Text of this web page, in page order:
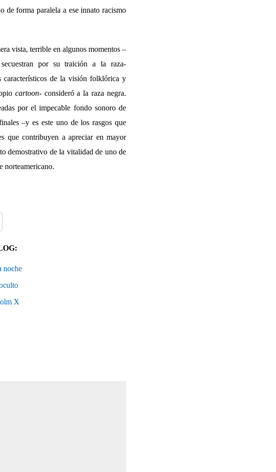
de forma paralela a ese innato racismo
vista, terrible en algunos momentos –
por su traición a la raza-
de la visión folklórica y
cartoon- consideró a la raza negra.
por el impecable fondo sonoro de
–y es este uno de los rasgos que
que contribuyen a apreciar en mayor
demostrativo de la vitalidad de uno de
norteamericano.
noche
X